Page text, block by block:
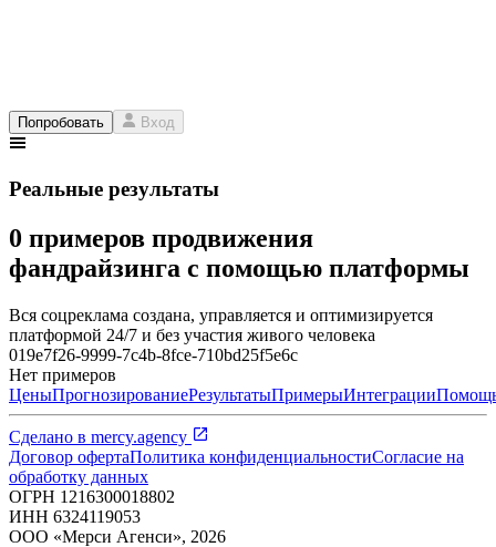
Попробовать Вход
Реальные результаты
0 примеров продвижения
фандрайзинга с помощью платформы
Вся соцреклама создана, управляется и оптимизируется
платформой 24/7 и без участия живого человека
019e7f26-9999-7c4b-8fce-710bd25f5e6c
Нет примеров
ЦеныПрогнозированиеРезультатыПримерыИнтеграции
Сделано в mercy.agency
Договор офертаПолитика конфиденциальностиСогласие на
обработку данных
ОГРН 1216300018802
ИНН 6324119053
ООО «Мерси Агенси», 2026